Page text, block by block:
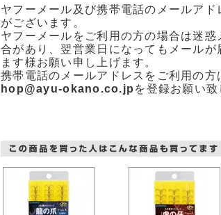
ヤフーメール及び携帯電話のメールア
がございます。
ヤフーメールをご利用の方の場合は迷
合があり、翌営業日になってもメール
ます様お願い申し上げます。
携帯電話のメールアドレスをご利用の
hop@ayu-okano.co.jp を登録お願い致